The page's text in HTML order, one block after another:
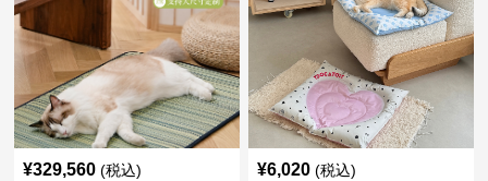
¥329,560 (税込) ¥6,020 (税込)